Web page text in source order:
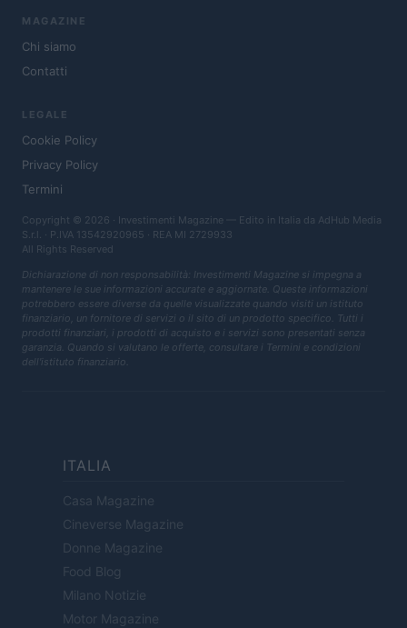
MAGAZINE
Chi siamo
Contatti
LEGALE
Cookie Policy
Privacy Policy
Termini
Copyright © 2026 · Investimenti Magazine — Edito in Italia da AdHub Media
S.r.l. · P.IVA 13542920965 · REA MI 2729933
All Rights Reserved
Dichiarazione di non responsabilità: Investimenti Magazine si impegna a
mantenere le sue informazioni accurate e aggiornate. Queste informazioni
potrebbero essere diverse da quelle visualizzate quando visiti un istituto
finanziario, un fornitore di servizi o il sito di un prodotto specifico. Tutti i
prodotti finanziari, i prodotti di acquisto e i servizi sono presentati senza
garanzia. Quando si valutano le offerte, consultare i Termini e condizioni
dell'istituto finanziario.
ITALIA
Casa Magazine
Cineverse Magazine
Donne Magazine
Food Blog
Milano Notizie
Motor Magazine